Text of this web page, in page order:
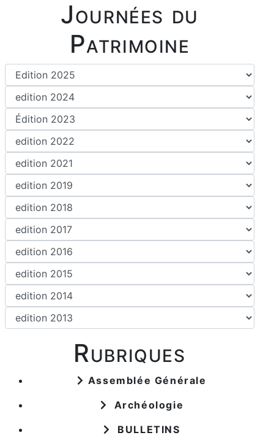
Journées du
Patrimoine
Rubriques
Assemblée Générale
Archéologie
BULLETINS